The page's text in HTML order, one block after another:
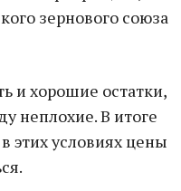
зернового союза
и хорошие остатки,
неплохие. В итоге
этих условиях цены